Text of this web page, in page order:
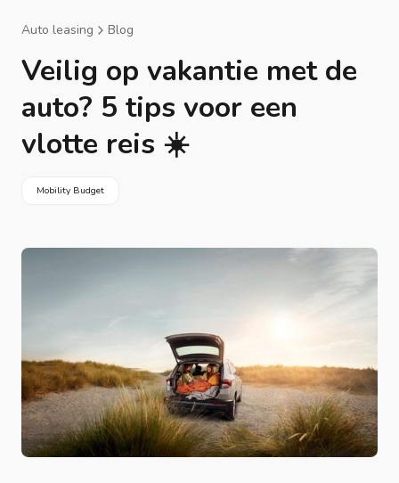
Auto leasing Blog
Veilig op vakantie met de
auto? 5 tips voor een
vlotte reis ☀️
Mobility Budget